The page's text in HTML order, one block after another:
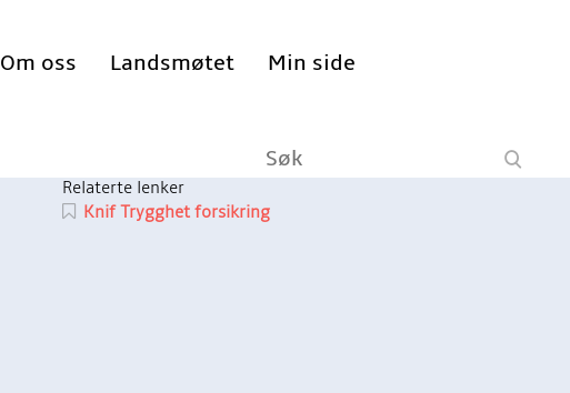
Om oss Landsmøtet Min side
Relaterte lenker
Knif Trygghet forsikring